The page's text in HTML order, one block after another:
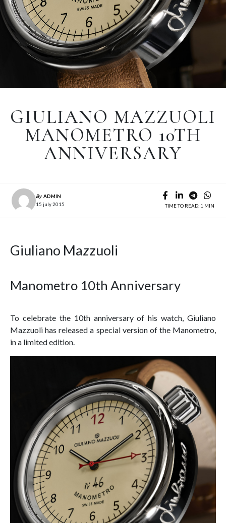
GIULIANO MAZZUOLI
MANOMETRO 10TH
ANNIVERSARY
By ADMIN
15 july 2015
TIME TO READ: 1 MIN
Giuliano Mazzuoli
Manometro 10th Anniversary
To celebrate the 10th anniversary of his watch, Giuliano
Mazzuoli has released a special version of the Manometro,
in a limited edition.